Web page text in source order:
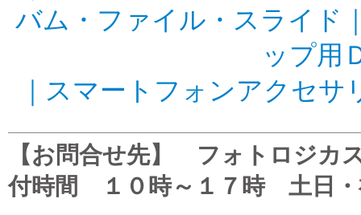
バム・ファイル・スライド
ップ用
スマートフォンアクセサ
【お問合せ先】 フォトロジ
付時間 １０時～１７時 土日・